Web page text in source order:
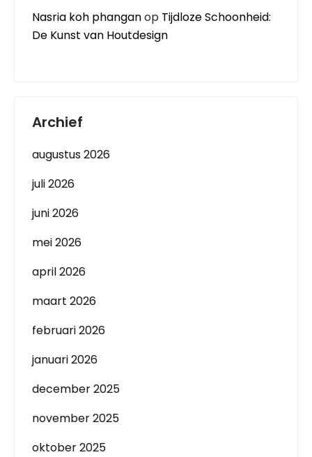
Nasria koh phanganop Tijdloze Schoonheid:
De Kunst van Houtdesign
Archief
augustus 2026
juli 2026
juni 2026
mei 2026
april 2026
maart 2026
februari 2026
januari 2026
december 2025
november 2025
oktober 2025